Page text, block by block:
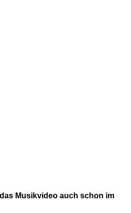
Musikvideo auch schon im